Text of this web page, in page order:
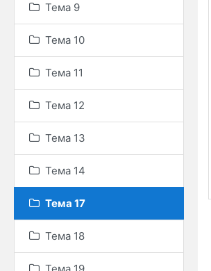
Тема 9
Тема 10
Тема 11
Тема 12
Тема 13
Тема 14
Тема 17
Тема 18